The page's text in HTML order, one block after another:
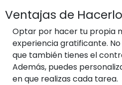
Ventajas de
Optar por hacer tu propia
experiencia gratificante.
que también tienes el
Además, puedes
en que realizas cada tarea.